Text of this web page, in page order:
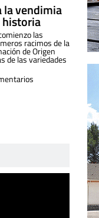
la vendimia
historia
las
racimos de la
de Origen
de las variedades